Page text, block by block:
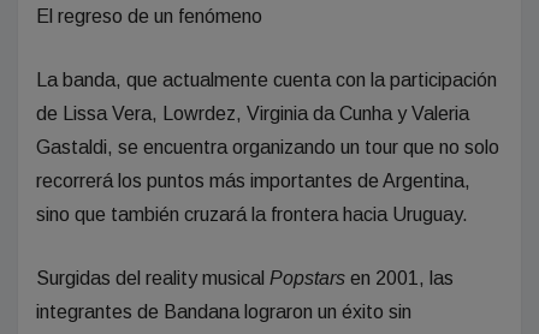
El regreso de un fenómeno
La banda, que actualmente cuenta con la participación
de Lissa Vera, Lowrdez, Virginia da Cunha y Valeria
Gastaldi, se encuentra organizando un tour que no solo
recorrerá los puntos más importantes de Argentina,
sino que también cruzará la frontera hacia Uruguay.
Surgidas del reality musical Popstars en 2001, las
integrantes de Bandana lograron un éxito sin